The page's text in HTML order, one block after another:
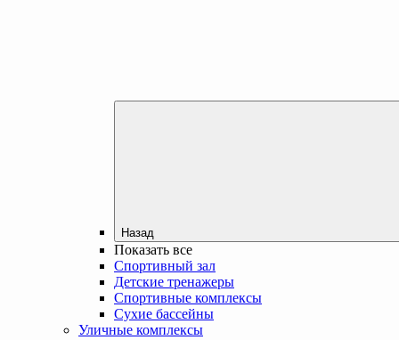
Назад
Показать все
Спортивный зал
Детские тренажеры
Спортивные комплексы
Сухие бассейны
Уличные комплексы